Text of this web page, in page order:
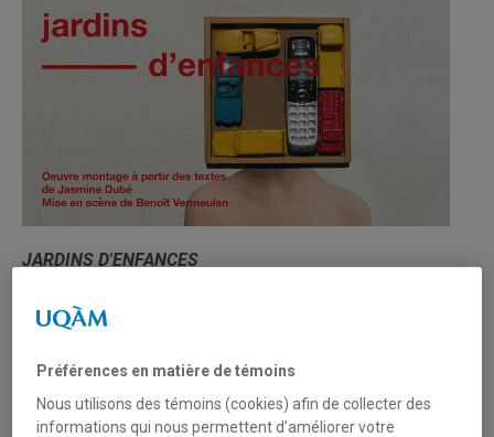
JARDINS D'ENFANCES
Mise en scène de Benoît Vermeulen
Une production dirigée de la cohorte finissante en jeu, en
production culturelle et médiatique.
Préférences en matière de témoins
Nous utilisons des témoins (cookies) afin de collecter des
informations qui nous permettent d’améliorer votre